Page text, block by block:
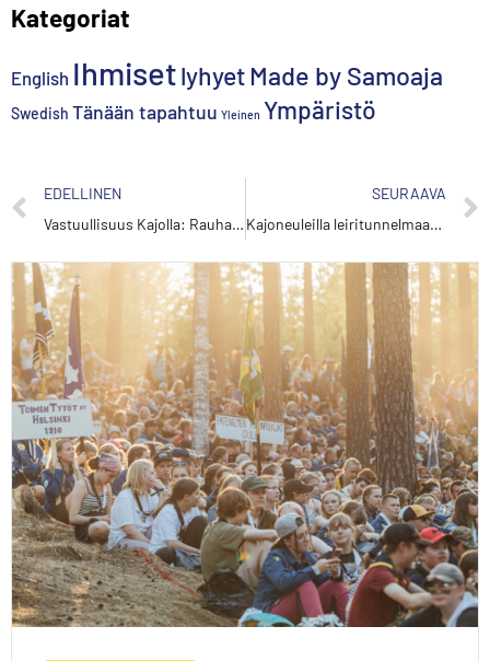
Kategoriat
English Ihmisetlyhyet Made by Samoaja
Swedish Tänään tapahtuu Yleinen Ympäristö
EDELLINEN
Vastuullisuus Kajolla: Rauhalaakso oivalluttaa ja näyttää esimerkkiä
SEURAAVA
Kajoneuleilla leiritunnelmaan jo tammikuusta